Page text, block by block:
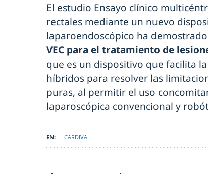
El estudio Ensayo clínico
rectales mediante un nuevo
laparoendoscópico ha demostrado
VEC para el tratamiento de
que es un dispositivo que facilita
híbridos para resolver las
puras, al permitir el uso
laparoscópica convencional y
CARDIVA